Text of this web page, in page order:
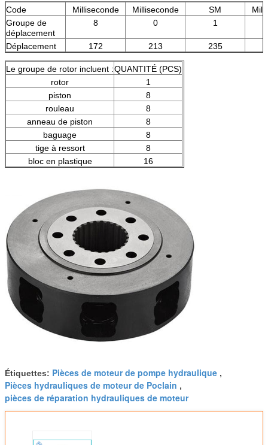
Code
Milliseconde Milliseconde SM
Groupe de
déplacement
8 0 1
Déplacement 172 213 235
Le groupe de rotor incluent :QUANTITÉ (PCS)
rotor
1
piston
8
rouleau
8
anneau de piston
8
baguage
8
tige à ressort
8
bloc en plastique
16
Étiquettes: Pièces de moteur de pompe hydraulique ,
Pièces hydrauliques de moteur de Poclain ,
pièces de réparation hydrauliques de moteur